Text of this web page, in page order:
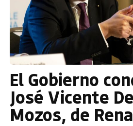
El Gobierno
José Vicente
Mozos, de